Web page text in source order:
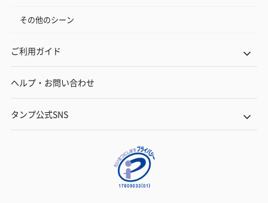
その他のシーン
ご利用ガイド
ヘルプ・お問い合わせ
タンプ公式SNS